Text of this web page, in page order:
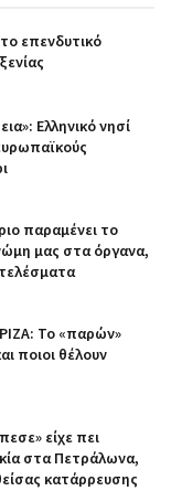
επενδυτικό
Ελληνικό νησί
παραμένει το
μας στα όργανα,
Το «παρών»
ποιοι θέλουν
είχε πει
στα Πετράλωνα,
κατάρρευσης